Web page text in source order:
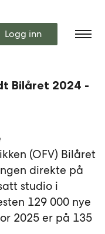
Logg inn
Bilåret 2024 -
(OFV) Bilåret
direkte på
studio i
129 000 nye
2025 er på 135